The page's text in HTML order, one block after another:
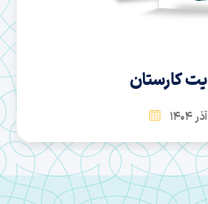
سها
بهمن 1404